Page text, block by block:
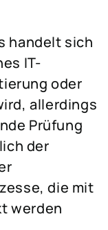
handelt sich
IT-
oder
allerdings
Prüfung
der
die mit
werden